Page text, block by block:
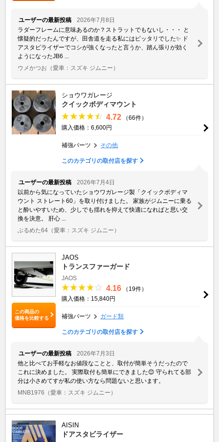
ユーザーの最新投稿
2026年7月8日
ラダーフレームに意味あるのか？ストラットでもないし・・・ と
懐疑的だったんですが、田舎道を走る私にはピッタリでした✨ ド
アスタビライザーでコシが強くなったと言うか、踏ん張りが効く
ようになったJB6 ...
ウメかつお （愛車：スズキ ジムニー）
ショウワガレージ
クイックボディマウント
4.72
（66件）
購入価格：6,600円
補強パーツ その他
このカテゴリの取付店を探す
ユーザーの最新投稿
2026年7月4日
以前から気になっていたショウワガレージ製「クイックボディマ
ウント ストレート60」を取り付けました。 家族がジムニーに乗る
と酔いやすいため、少しでも揺れを抑えて快適になればと思い交
換を決意。 肝心 ...
ぶるめた64 （愛車：スズキ ジムニー）
この商品の
価格を比較する
JAOS
トランスファーガード
JAOS
4.16
（19件）
購入価格：15,840円
補強パーツ ガード類
このカテゴリの取付店を探す
ユーザーの最新投稿
2026年7月3日
他と比べてお手軽なお値段なことと、取付が簡単そうだったので
これに決めました。 実際取付も簡単にできました😊 守られてる部
分は小さめてすが私の使い方なら問題ないと思います。
MNB1976 （愛車：スズキ ジムニー）
AISIN
ドアスタビライザー